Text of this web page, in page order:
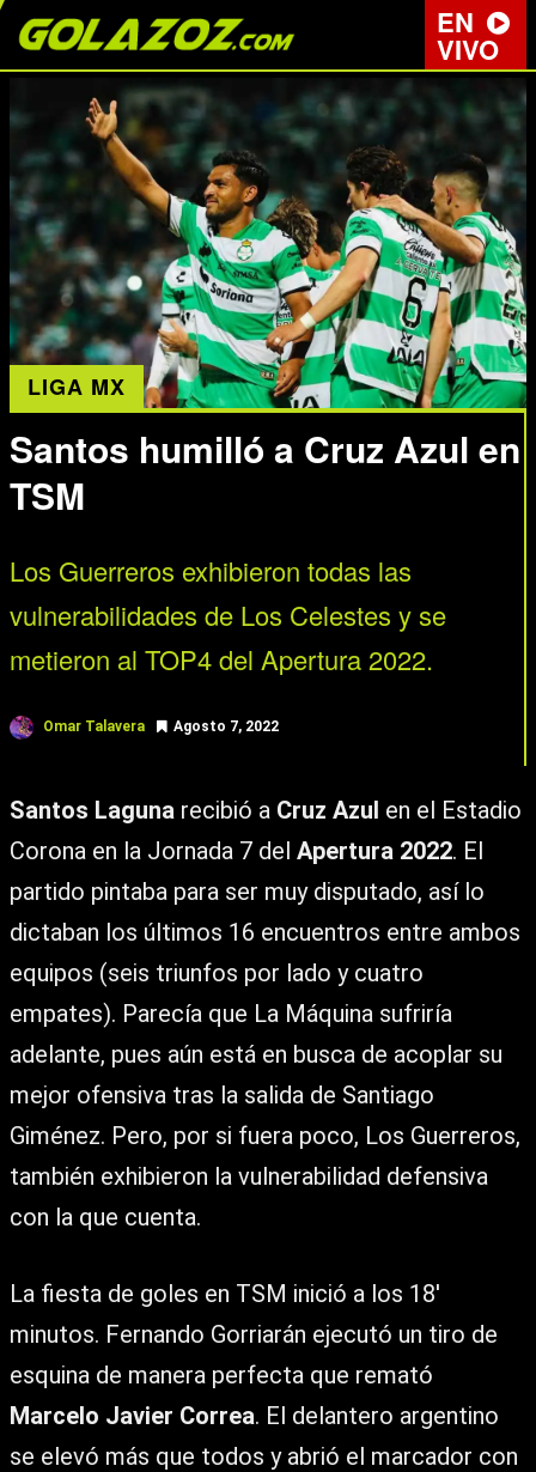
EN
VIVO
LIGA MX
Santos humilló a Cruz Azul en
TSM
Los Guerreros exhibieron todas las
vulnerabilidades de Los Celestes y se
metieron al TOP4 del Apertura 2022.
Omar Talavera Agosto 7, 2022
Santos Laguna recibió a Cruz Azul en el Estadio
Corona en la Jornada 7 del Apertura 2022. El
partido pintaba para ser muy disputado, así lo
dictaban los últimos 16 encuentros entre ambos
equipos (seis triunfos por lado y cuatro
empates). Parecía que La Máquina sufriría
adelante, pues aún está en busca de acoplar su
mejor ofensiva tras la salida de Santiago
Giménez. Pero, por si fuera poco, Los Guerreros,
también exhibieron la vulnerabilidad defensiva
con la que cuenta.
La fiesta de goles en TSM inició a los 18′
minutos. Fernando Gorriarán ejecutó un tiro de
esquina de manera perfecta que remató
Marcelo Javier Correa. El delantero argentino
se elevó más que todos y abrió el marcador con